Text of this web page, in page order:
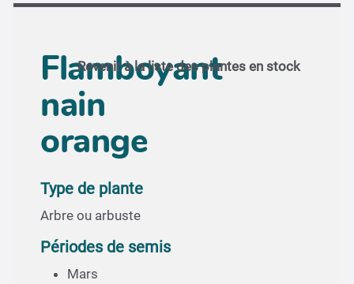
Revenir à la liste des plantes en stock
Flamboyant
nain
orange
Type de plante
Arbre ou arbuste
Périodes de semis
Mars